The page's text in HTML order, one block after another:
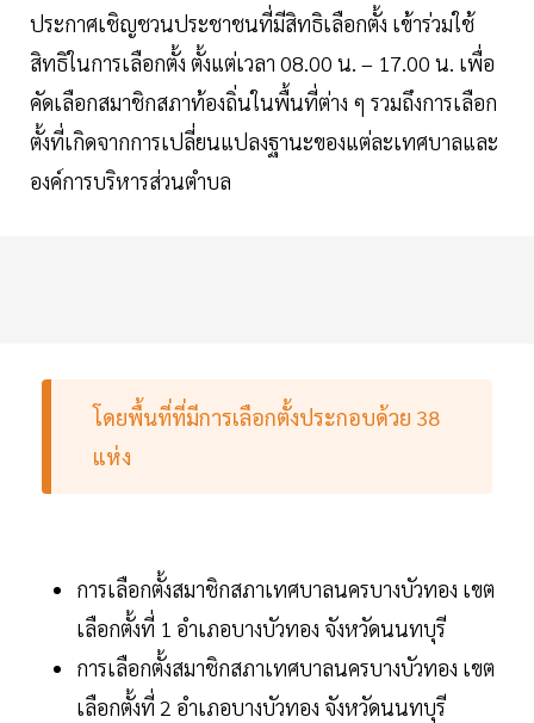
ประกาศเชิญชวนประชาชนที่มีสิทธิเลือกตั้ง เข้าร่วมใช้
สิทธิในการเลือกตั้ง ตั้งแต่เวลา 08.00 น. – 17.00 น. เพื่อ
คัดเลือกสมาชิกสภาท้องถิ่นในพื้นที่ต่าง ๆ รวมถึงการเลือก
ตั้งที่เกิดจากการเปลี่ยนแปลงฐานะของแต่ละเทศบาลและ
องค์การบริหารส่วนตำบล
โดยพื้นที่ที่มีการเลือกตั้งประกอบด้วย 38
แห่ง
การเลือกตั้งสมาชิกสภาเทศบาลนครบางบัวทอง เขต
เลือกตั้งที่ 1 อำเภอบางบัวทอง จังหวัดนนทบุรี
การเลือกตั้งสมาชิกสภาเทศบาลนครบางบัวทอง เขต
เลือกตั้งที่ 2 อำเภอบางบัวทอง จังหวัดนนทบุรี